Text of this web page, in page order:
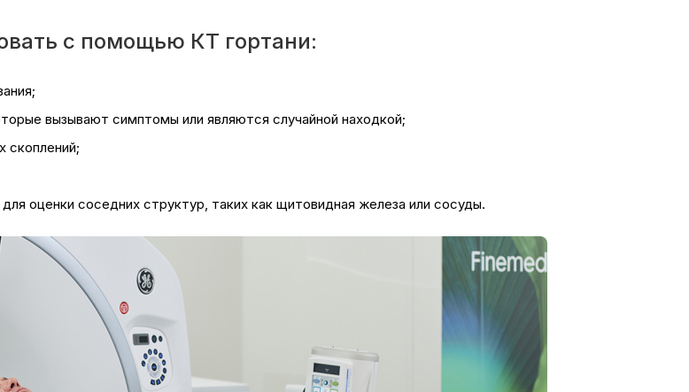
с помощью КТ гортани:
вызывают симптомы или являются случайной находкой;
скоплений;
оценки соседних структур, таких как щитовидная железа или сосуды.